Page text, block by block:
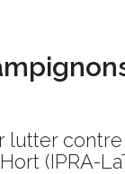
contre
(IPRA-